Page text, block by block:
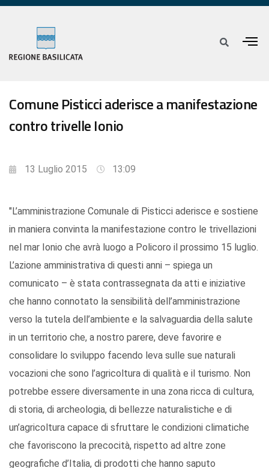
Comune Pisticci aderisce a manifestazione
contro trivelle Ionio
13 Luglio 2015 13:09
"L’amministrazione Comunale di Pisticci aderisce e sostiene
in maniera convinta la manifestazione contro le trivellazioni
nel mar Ionio che avrà luogo a Policoro il prossimo 15 luglio.
L’azione amministrativa di questi anni – spiega un
comunicato – è stata contrassegnata da atti e iniziative
che hanno connotato la sensibilità dell’amministrazione
verso la tutela dell’ambiente e la salvaguardia della salute
in un territorio che, a nostro parere, deve favorire e
consolidare lo sviluppo facendo leva sulle sue naturali
vocazioni che sono l’agricoltura di qualità e il turismo. Non
potrebbe essere diversamente in una zona ricca di cultura,
di storia, di archeologia, di bellezze naturalistiche e di
un’agricoltura capace di sfruttare le condizioni climatiche
che favoriscono la precocità, rispetto ad altre zone
geografiche d’Italia, di prodotti che hanno saputo